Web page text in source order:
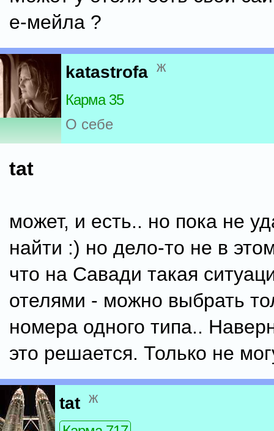
е-мейла ?
katastrofa ж
Карма 35
О себе
tat
может, и есть.. но пока не
найти :) но дело-то не в
что на Савади такая
отелями - можно выбрать
номера одного типа..
это решается. Только не
tat ж